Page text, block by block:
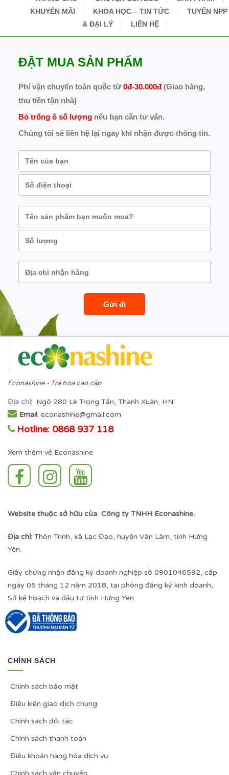
KHUYẾN MÃI
KHOA HỌC – TIN TỨC
TUYỂN NPP
& ĐẠI LÝ
LIÊN HỆ
ĐẶT MUA SẢN PHẨM
Phí vận chuyển toàn quốc từ 0đ-30.000đ(Giao hàng,
thu tiền tận nhà)
Bỏ trống ô số lượngnếu bạn cần tư vấn.
Chúng tôi sẽ liên hệ lại ngay khi nhận được thông tin.
Econashine - Trà hoa cao cấp
Địa chỉ: Ngõ 280 Lê Trọng Tấn, Thanh Xuân, HN.
Email: econashine@gmail.com
Hotline: 0868 937 118
Xem thêm về Econashine
Website thuộc sở hữu của Công ty TNHH Econashine.
Địa chỉ: Thôn Trình, xã Lạc Đạo, huyện Văn Lâm, tỉnh Hưng
Yên.
Giấy chứng nhận đăng ký doanh nghiệp số 0901046592, cấp
ngày 05 tháng 12 năm 2018, tại phòng đăng ký kinh doanh,
Sở kế hoạch và đầu tư tỉnh Hưng Yên.
CHÍNH SÁCH
Chính sách bảo mật
Điều kiện giao dịch chung
Chính sách đối tác
Chính sách thanh toán
Điều khoản hàng hóa dịch vụ
Chính sách vận chuyển